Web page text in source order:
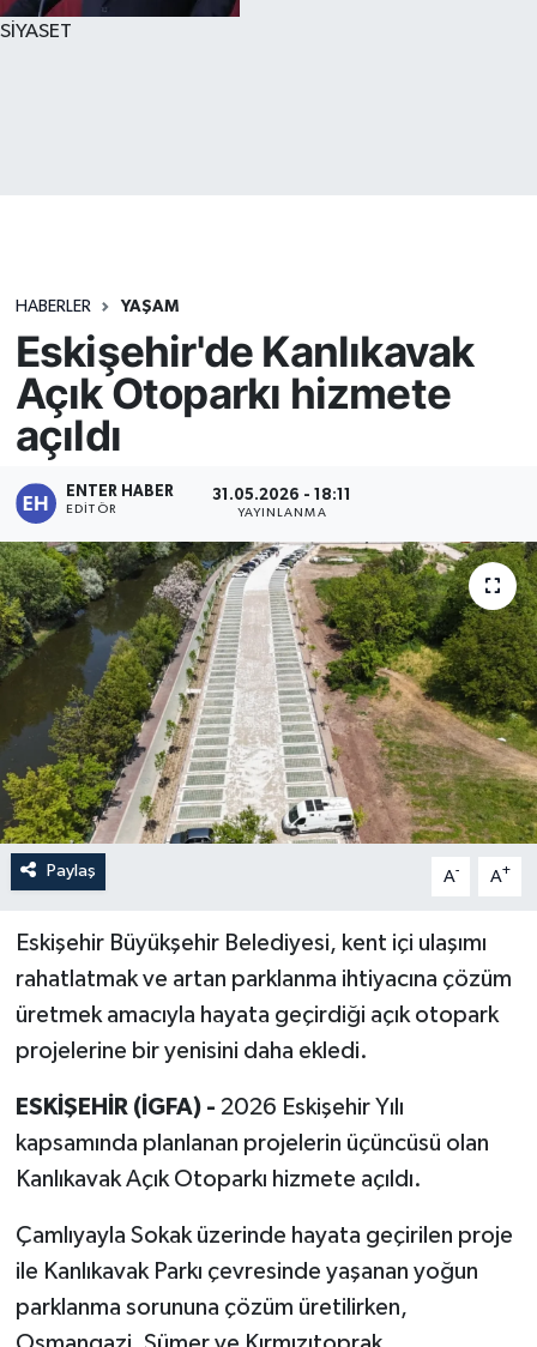
SİYASET
HABERLER YAŞAM
Eskişehir'de Kanlıkavak
Açık Otoparkı hizmete
açıldı
ENTER HABER
EDITÖR
31.05.2026 - 18:11
YAYINLANMA
Paylaş A- A+
Eskişehir Büyükşehir Belediyesi, kent içi ulaşımı
rahatlatmak ve artan parklanma ihtiyacına çözüm
üretmek amacıyla hayata geçirdiği açık otopark
projelerine bir yenisini daha ekledi.
ESKİŞEHİR (İGFA) - 2026 Eskişehir Yılı
kapsamında planlanan projelerin üçüncüsü olan
Kanlıkavak Açık Otoparkı hizmete açıldı.
Çamlıyayla Sokak üzerinde hayata geçirilen proje
ile Kanlıkavak Parkı çevresinde yaşanan yoğun
parklanma sorununa çözüm üretilirken,